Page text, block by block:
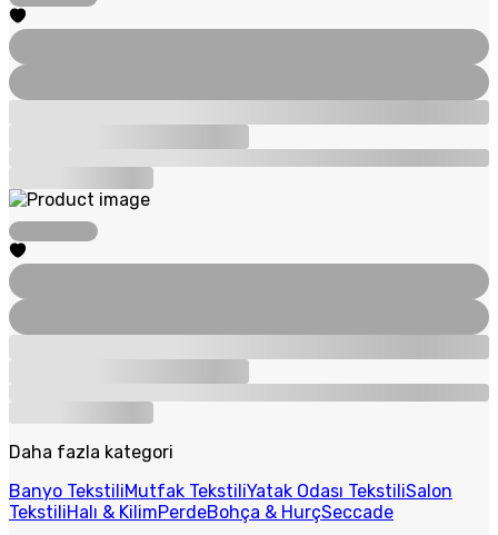
Daha fazla kategori
Banyo TekstiliMutfak TekstiliYatak Odası TekstiliSalon
TekstiliHalı & KilimPerdeBohça & HurçSeccade